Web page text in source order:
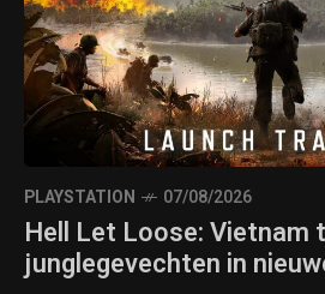
PLAYSTATION 07/08/2026
Hell Let Loose: Vietnam
junglegevechten in